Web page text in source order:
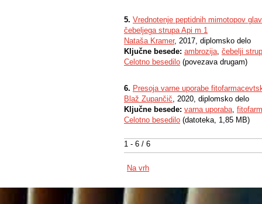
1 - 6 / 6
5. Vrednotenje peptidnih mimotopov
čebeljega strupa Api m 1
Nataša Kramer, 2017, diplomsko delo
Ključne besede: ambrozija, čebelji strup
Celotno besedilo (povezava drugam)
6. Presoja varne uporabe
Blaž Zupančič, 2020, diplomsko delo
Ključne besede: varna uporaba,
Celotno besedilo (datoteka, 1,85 MB)
Na vrh